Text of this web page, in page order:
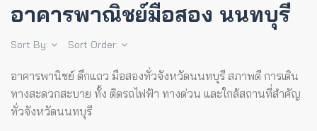
อาคารพาณิชย์มือสอง นนทบุรี
Sort By: Sort Order:
อาคารพานิชย์ ตึกแถว มือสองทั่วจังหวัดนนทบุรี สภาพดี การเดิน
ทางสะดวกสะบาย ทั้ง ติดรถไฟฟ้า ทางด่วน และใกล้สถานที่สำคัญ
ทั่วจังหวัดนนทบุรี